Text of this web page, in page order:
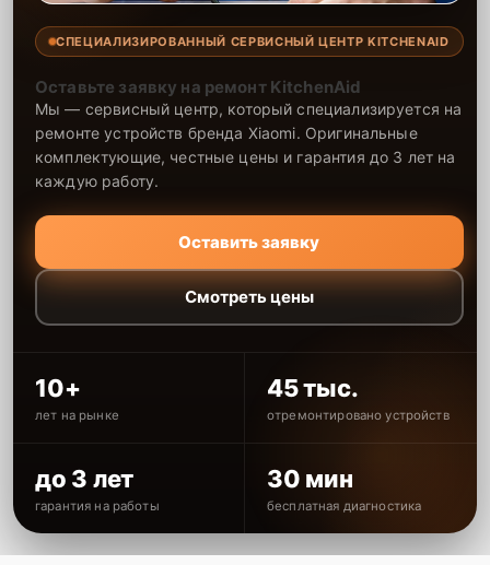
СПЕЦИАЛИЗИРОВАННЫЙ СЕРВИСНЫЙ ЦЕНТР KITCHENAID
Оставьте заявку на ремонт KitchenAid
Мы — сервисный центр, который специализируется на
ремонте устройств бренда Xiaomi. Оригинальные
комплектующие, честные цены и гарантия до 3 лет на
каждую работу.
Оставить заявку
Смотреть цены
10+
лет на рынке
45 тыс.
отремонтировано устройств
до 3 лет
гарантия на работы
30 мин
бесплатная диагностика